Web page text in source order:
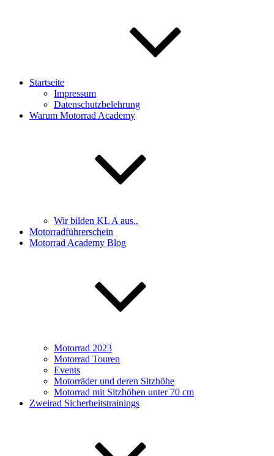
Startseite
Impressum
Datenschutzbelehrung
Warum Motorrad Academy
Wir bilden KL A aus..
Motorradführerschein
Motorrad Academy Blog
Motorrad 2023
Motorrad Touren
Events
Motorräder und deren Sitzhöhe
Motorrad mit Sitzhöhen unter 70 cm
Zweirad Sicherheitstrainings